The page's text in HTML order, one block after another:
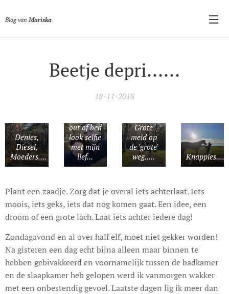
Blog van Mariska
Beetje depri......
18-11-2018
Denies,
Diesel,
Moeders....
out of bed
look selfie
met mijn
lief...
Grote
meid op
de 'grote'
weg.....
Knappies....
Plant een zaadje. Zorg dat je overal iets achterlaat. Iets
moois, iets geks, iets dat nog komen gaat. Een idee, een
droom of een grote lach. Laat iets achter iedere dag!
Zondagavond en al over half elf, moet niet gekker worden!
Na gisteren een dag echt bijna alleen maar binnen te
hebben gebivakkeerd en voornamelijk tussen de badkamer
en de slaapkamer heb gelopen werd ik vanmorgen wakker
met een onbestendig gevoel. Laatste dagen lig ik meer dan